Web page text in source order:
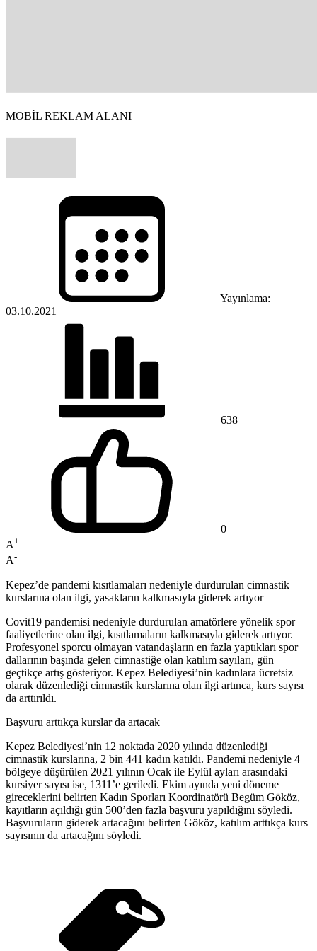
MOBİL REKLAM ALANI
Yayınlama:
03.10.2021
638
0
A+
A-
Kepez’de pandemi kısıtlamaları nedeniyle durdurulan cimnastik
kurslarına olan ilgi, yasakların kalkmasıyla giderek artıyor
Covit19 pandemisi nedeniyle durdurulan amatörlere yönelik spor
faaliyetlerine olan ilgi, kısıtlamaların kalkmasıyla giderek artıyor.
Profesyonel sporcu olmayan vatandaşların en fazla yaptıkları spor
dallarının başında gelen cimnastiğe olan katılım sayıları, gün
geçtikçe artış gösteriyor. Kepez Belediyesi’nin kadınlara ücretsiz
olarak düzenlediği cimnastik kurslarına olan ilgi artınca, kurs sayısı
da arttırıldı.
Başvuru arttıkça kurslar da artacak
Kepez Belediyesi’nin 12 noktada 2020 yılında düzenlediği
cimnastik kurslarına, 2 bin 441 kadın katıldı. Pandemi nedeniyle 4
bölgeye düşürülen 2021 yılının Ocak ile Eylül ayları arasındaki
kursiyer sayısı ise, 1311’e geriledi. Ekim ayında yeni döneme
gireceklerini belirten Kadın Sporları Koordinatörü Begüm Gököz,
kayıtların açıldığı gün 500’den fazla başvuru yapıldığını söyledi.
Başvuruların giderek artacağını belirten Gököz, katılım arttıkça kurs
sayısının da artacağını söyledi.